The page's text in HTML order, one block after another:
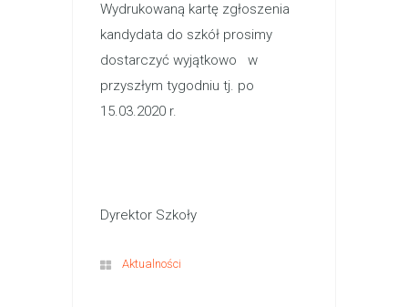
Wydrukowaną kartę zgłoszenia
kandydata do szkół prosimy
dostarczyć wyjątkowo w
przyszłym tygodniu tj. po
15.03.2020 r.
Dyrektor Szkoły
Aktualności